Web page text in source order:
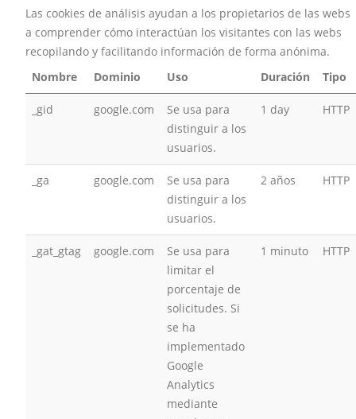
Las cookies de análisis ayudan a los propietarios de las webs
a comprender cómo interactúan los visitantes con las webs
recopilando y facilitando información de forma anónima.
Nombre
Dominio Uso Duración Tipo
_gid google.com
Se usa para
distinguir a los
usuarios.
1 day HTTP
_ga google.com
Se usa para
distinguir a los
usuarios.
2 años HTTP
_gat_gtag google.com
Se usa para
limitar el
porcentaje de
solicitudes. Si
se ha
implementado
Google
Analytics
mediante
1 minuto HTTP